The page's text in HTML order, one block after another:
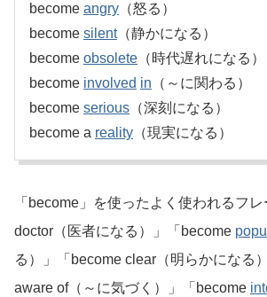
become angry （怒る）
become silent（静かになる）
become obsolete （時代遅れになる）
become involved in （～に関わる）
become serious （深刻になる）
become a reality （現実になる）
「become」を使ったよく使われるフ
doctor（医者になる）」「become
る）」「become clear（明らかになる
aware of（～に気づく）」「become